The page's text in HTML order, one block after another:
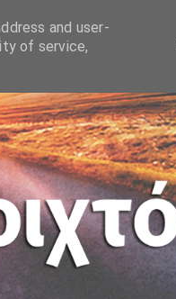
and user-
of service,